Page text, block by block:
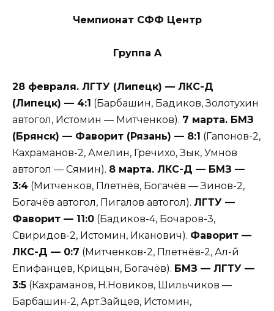
Чемпионат СФФ Центр
Группа A
28 февраля. ЛГТУ (Липецк) — ЛКС-Д
(Липецк) — 4:1 (Барбашин, Бадиков, Золотухин
автогол, Истомин — Митченков). 7 марта. БМЗ
(Брянск) — Фаворит (Рязань) — 8:1 (Гапонов-2,
Кахраманов-2, Амелин, Гречихо, Зык, Умнов
автогол — Сямин). 8 марта. ЛКС-Д — БМЗ —
3:4 (Митченков, Плетнёв, Богачёв — Зинов-2,
Богачёв автогол, Пигалов автогол). ЛГТУ —
Фаворит — 11:0 (Бадиков-4, Бочаров-3,
Свиридов-2, Истомин, Иканович). Фаворит —
ЛКС-Д — 0:7 (Митченков-2, Плетнёв-2, Ал-й
Епифанцев, Крицын, Богачёв). БМЗ — ЛГТУ —
3:5 (Кахраманов, Н.Новиков, Шильчиков —
Барбашин-2, Арт.Зайцев, Истомин,